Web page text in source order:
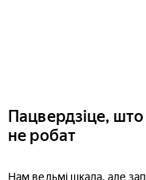
Пацвердзіце,
не робат
Нам вельмі шкада, але